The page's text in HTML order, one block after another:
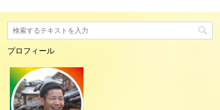
プロフィール